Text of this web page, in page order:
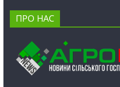
ПРО НАС